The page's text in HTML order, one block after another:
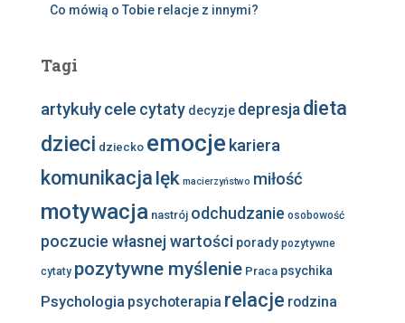
Co mówią o Tobie relacje z innymi?
Tagi
artykułycele cytaty decyzje depresja dieta
dzieci dziecko emocje kariera
komunikacja lęk macierzyństwo miłość
motywacja nastrój odchudzanie osobowość
poczucie własnej wartości porady pozytywne
cytaty pozytywne myślenie Praca psychika
Psychologia psychoterapia relacje rodzina